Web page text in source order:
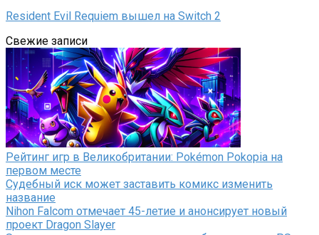
Resident Evil Requiem вышел на Switch 2
Свежие записи
Рейтинг игр в Великобритании: Pokémon Pokopia на
первом месте
Судебный иск может заставить комикс изменить
название
Nihon Falcom отмечает 45-летие и анонсирует новый
проект Dragon Slayer